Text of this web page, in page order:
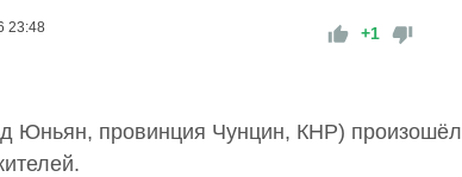
23:48 +1
Юньян, провинция Чунцин, КНР) произошёл